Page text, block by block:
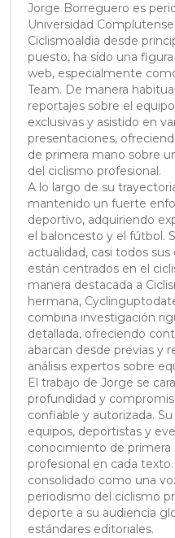
Jorge Borreguero es
Universidad
Ciclismoaldia desde
puesto, ha sido una
web, especialmente
Team. De manera
reportajes sobre el
exclusivas y asistido en
presentaciones,
de primera mano sobre
del ciclismo profesional.
A lo largo de su
mantenido un fuerte
deportivo, adquiriendo
el baloncesto y el fútbol.
actualidad, casi todos
están centrados en el
manera destacada a
hermana,
combina investigación
detallada, ofreciendo
abarcan desde previas y
análisis expertos sobre
El trabajo de Jorge se
profundidad y
confiable y autorizada.
equipos, deportistas y
conocimiento de
profesional en cada texto.
consolidado como una
periodismo del ciclismo
deporte a su audiencia
estándares editoriales.